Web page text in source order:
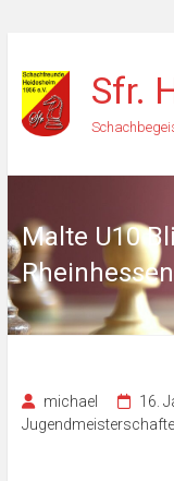
Inhalt
springen
Sfr.
Malte U10
michael
16.